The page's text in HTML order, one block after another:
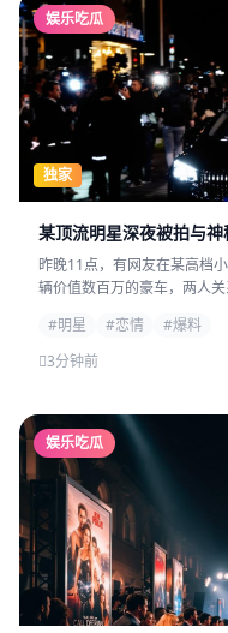
娱乐吃瓜
独家
某顶流明星深夜被拍与神
昨晚11点，有网友在某高档
辆价值数百万的豪车，两人
#明星
#恋情
#爆料
3分钟前
娱乐吃瓜